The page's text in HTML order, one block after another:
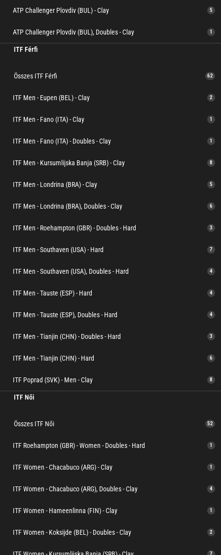
ATP Challenger Plovdiv (BUL) - Clay 5
ATP Challenger Plovdiv (BUL), Doubles - Clay 1
ITF Férfi
Összes ITF Férfi 62
ITF Men - Eupen (BEL) - Clay 2
ITF Men - Fano (ITA) - Clay 1
ITF Men - Fano (ITA) - Doubles - Clay 1
ITF Men - Kursumlijska Banja (SRB) - Clay 8
ITF Men - Londrina (BRA) - Clay 5
ITF Men - Londrina (BRA), Doubles - Clay 6
ITF Men - Roehampton (GBR) - Doubles - Hard 3
ITF Men - Southaven (USA) - Hard 7
ITF Men - Southaven (USA), Doubles - Hard 4
ITF Men - Tauste (ESP) - Hard 4
ITF Men - Tauste (ESP), Doubles - Hard 4
ITF Men - Tianjin (CHN) - Doubles - Hard 3
ITF Men - Tianjin (CHN) - Hard 6
ITF Poprad (SVK) - Men - Clay 8
ITF Női
Összes ITF Női 52
ITF Roehampton (GBR) - Women - Doubles - Hard 1
ITF Women - Chacabuco (ARG) - Clay 1
ITF Women - Chacabuco (ARG), Doubles - Clay 4
ITF Women - Hameenlinna (FIN) - Clay 1
ITF Women - Koksijde (BEL) - Doubles - Clay 2